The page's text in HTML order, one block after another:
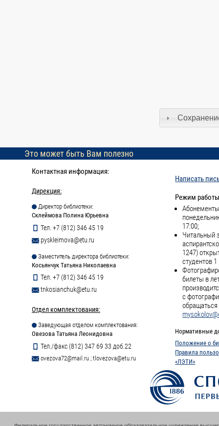
Это может быть Вам полезно
Контактная информация:
Дирекция:
Директор библиотеки:
Склеймова Полина Юрьевна
Тел. +7 (812) 346 45 19
pyskleimova@etu.ru
Заместитель директора библиотеки:
Косьянчук Татьяна Николаевна
Тел. +7 (812) 346 45 19
tnkosianchuk@etu.ru
Отдел комплектования:
Заведующая отделом комплектования:
Овезова Татьяна Леонидовна
Тел./факс (812) 347 69 33 доб.22
ovezova72@mail.ru ; tlovezova@etu.ru
Написать
Режим
17:00;
Читальный
1247)
студентов
билеты в
с
обращаться
Нормативные
Положение о
Правила
«ЛЭТИ»